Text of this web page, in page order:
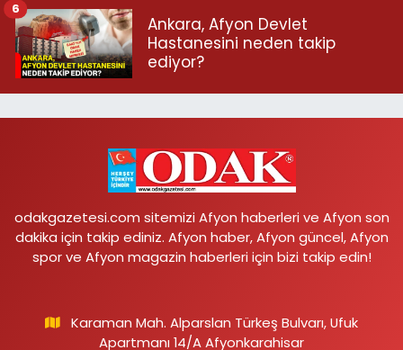
Ankara, Afyon Devlet
Hastanesini neden takip
ediyor?
6
odakgazetesi.com sitemizi Afyon haberleri ve Afyon son
dakika için takip ediniz. Afyon haber, Afyon güncel, Afyon
spor ve Afyon magazin haberleri için bizi takip edin!
Karaman Mah. Alparslan Türkeş Bulvarı, Ufuk
Apartmanı 14/A Afyonkarahisar